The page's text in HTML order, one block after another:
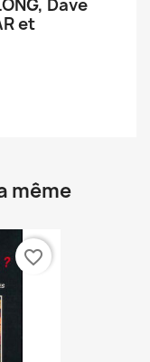
Dave
et
même
favorite_border